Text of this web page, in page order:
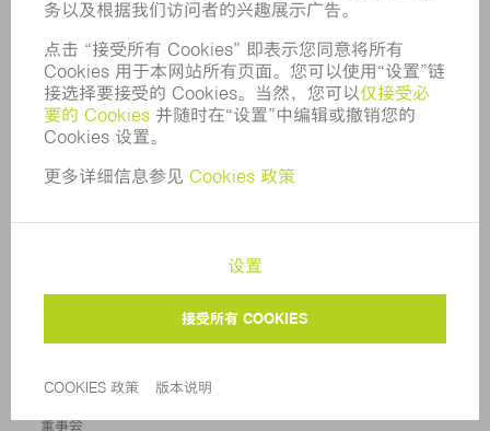
所在地
简讯订阅
MYTRUMPF
安全数据表
产品
机床与系统
功率电子装置
智能工厂
应用
招聘职位
董事会